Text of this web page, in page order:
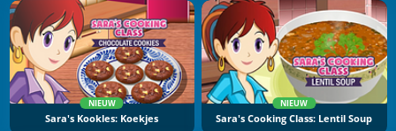
NIEUW
Sara's Kookles: Koekjes
NIEUW
Sara's Cooking Class: Lentil Soup